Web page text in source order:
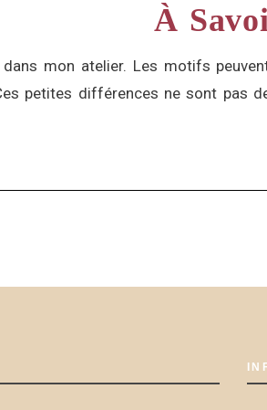
À
mon atelier. Les motifs
petites différences ne sont